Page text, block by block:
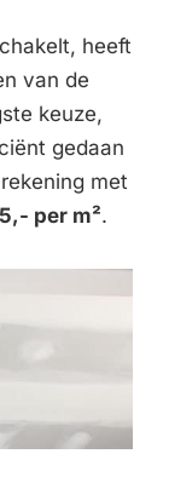
heeft
van de
keuze,
gedaan
met
per m².